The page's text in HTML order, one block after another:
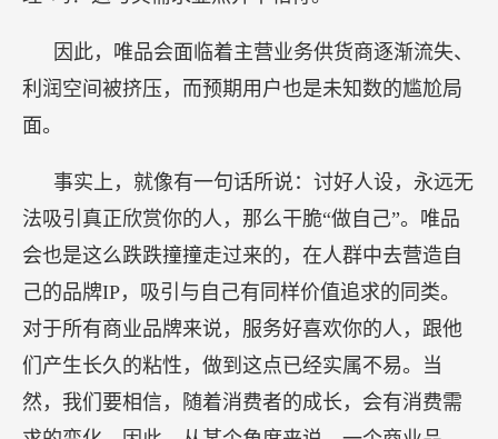
因此，唯品会面临着主营业务供货商逐渐流失、
利润空间被挤压，而预期用户也是未知数的尴尬局
面。
事实上，就像有一句话所说：讨好人设，永远无
法吸引真正欣赏你的人，那么干脆“做自己”。唯品
会也是这么跌跌撞撞走过来的，在人群中去营造自
己的品牌IP，吸引与自己有同样价值追求的同类。
对于所有商业品牌来说，服务好喜欢你的人，跟他
们产生长久的粘性，做到这点已经实属不易。当
然，我们要相信，随着消费者的成长，会有消费需